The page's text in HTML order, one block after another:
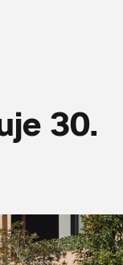
30.